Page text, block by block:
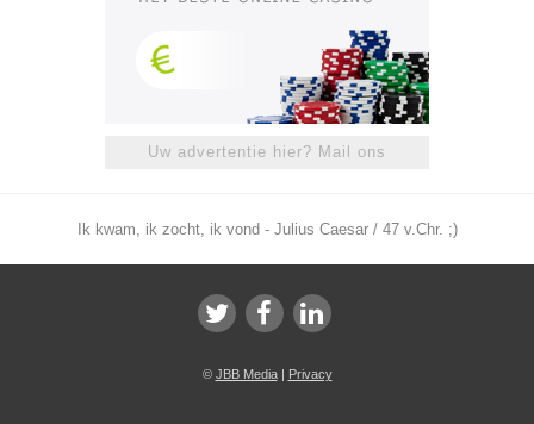
Uw advertentie hier? Mail ons
Ik kwam, ik zocht, ik vond - Julius Caesar / 47 v.Chr. ;)
© JBB Media| Privacy